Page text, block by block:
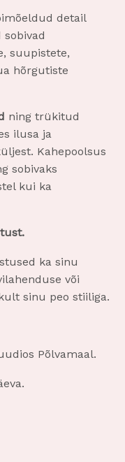
detail
suupistete,
hõrgutiste
ning trükitud
ilusa ja
Kahepoolsus
sobivaks
kui ka
ka sinu
või
sinu peo stiiliga.
Põlvamaal.